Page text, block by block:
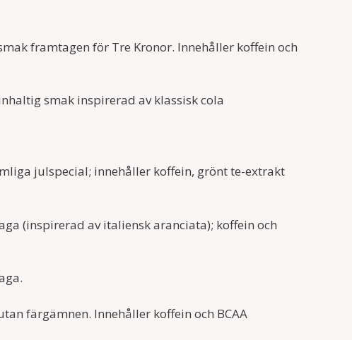
framtagen för Tre Kronor. Innehåller koffein och
smak inspirerad av klassisk cola
julspecial; innehåller koffein, grönt te-extrakt
(inspirerad av italiensk aranciata); koffein och
färgämnen. Innehåller koffein och BCAA